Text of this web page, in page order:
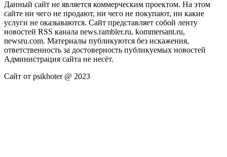
Данный сайт не является коммерческим проектом. На этом
сайте ни чего не продают, ни чего не покупают, ни какие
услуги не оказываются. Сайт представляет собой ленту
новостей RSS канала news.rambler.ru, kommersant.ru,
newsru.com. Материалы публикуются без искажения,
ответственность за достоверность публикуемых новостей
Администрация сайта не несёт.
Сайт от psikhoter @ 2023